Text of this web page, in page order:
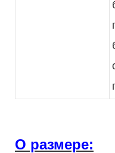
О размере: